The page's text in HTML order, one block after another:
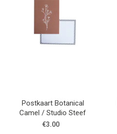
Postkaart Botanical
Camel / Studio Steef
€3.00